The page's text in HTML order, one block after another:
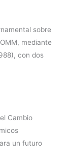
sobre
mediante
con dos
Cambio
un futuro